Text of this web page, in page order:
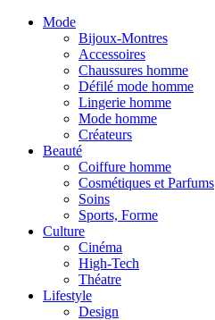
Mode
Bijoux-Montres
Accessoires
Chaussures homme
Défilé mode homme
Lingerie homme
Mode homme
Créateurs
Beauté
Coiffure homme
Cosmétiques et Parfums
Soins
Sports, Forme
Culture
Cinéma
High-Tech
Théatre
Lifestyle
Design